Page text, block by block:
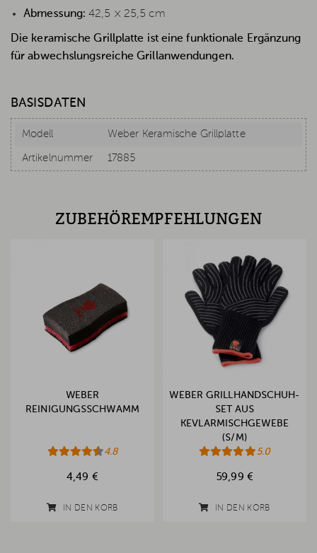
Abmessung: 42,5 × 25,5 cm
Die keramische Grillplatte ist eine funktionale Ergänzung
für abwechslungsreiche Grillanwendungen.
BASISDATEN
Modell Weber Keramische Grillplatte
Artikelnummer 17885
ZUBEHÖREMPFEHLUNGEN
WEBER
REINIGUNGSSCHWAMM
4.8
4,49 €
IN DEN KORB
WEBER GRILLHANDSCHUH-
SET AUS
KEVLARMISCHGEWEBE
(S/M)
5.0
59,99 €
IN DEN KORB